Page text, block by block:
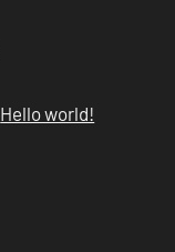
Hello world!